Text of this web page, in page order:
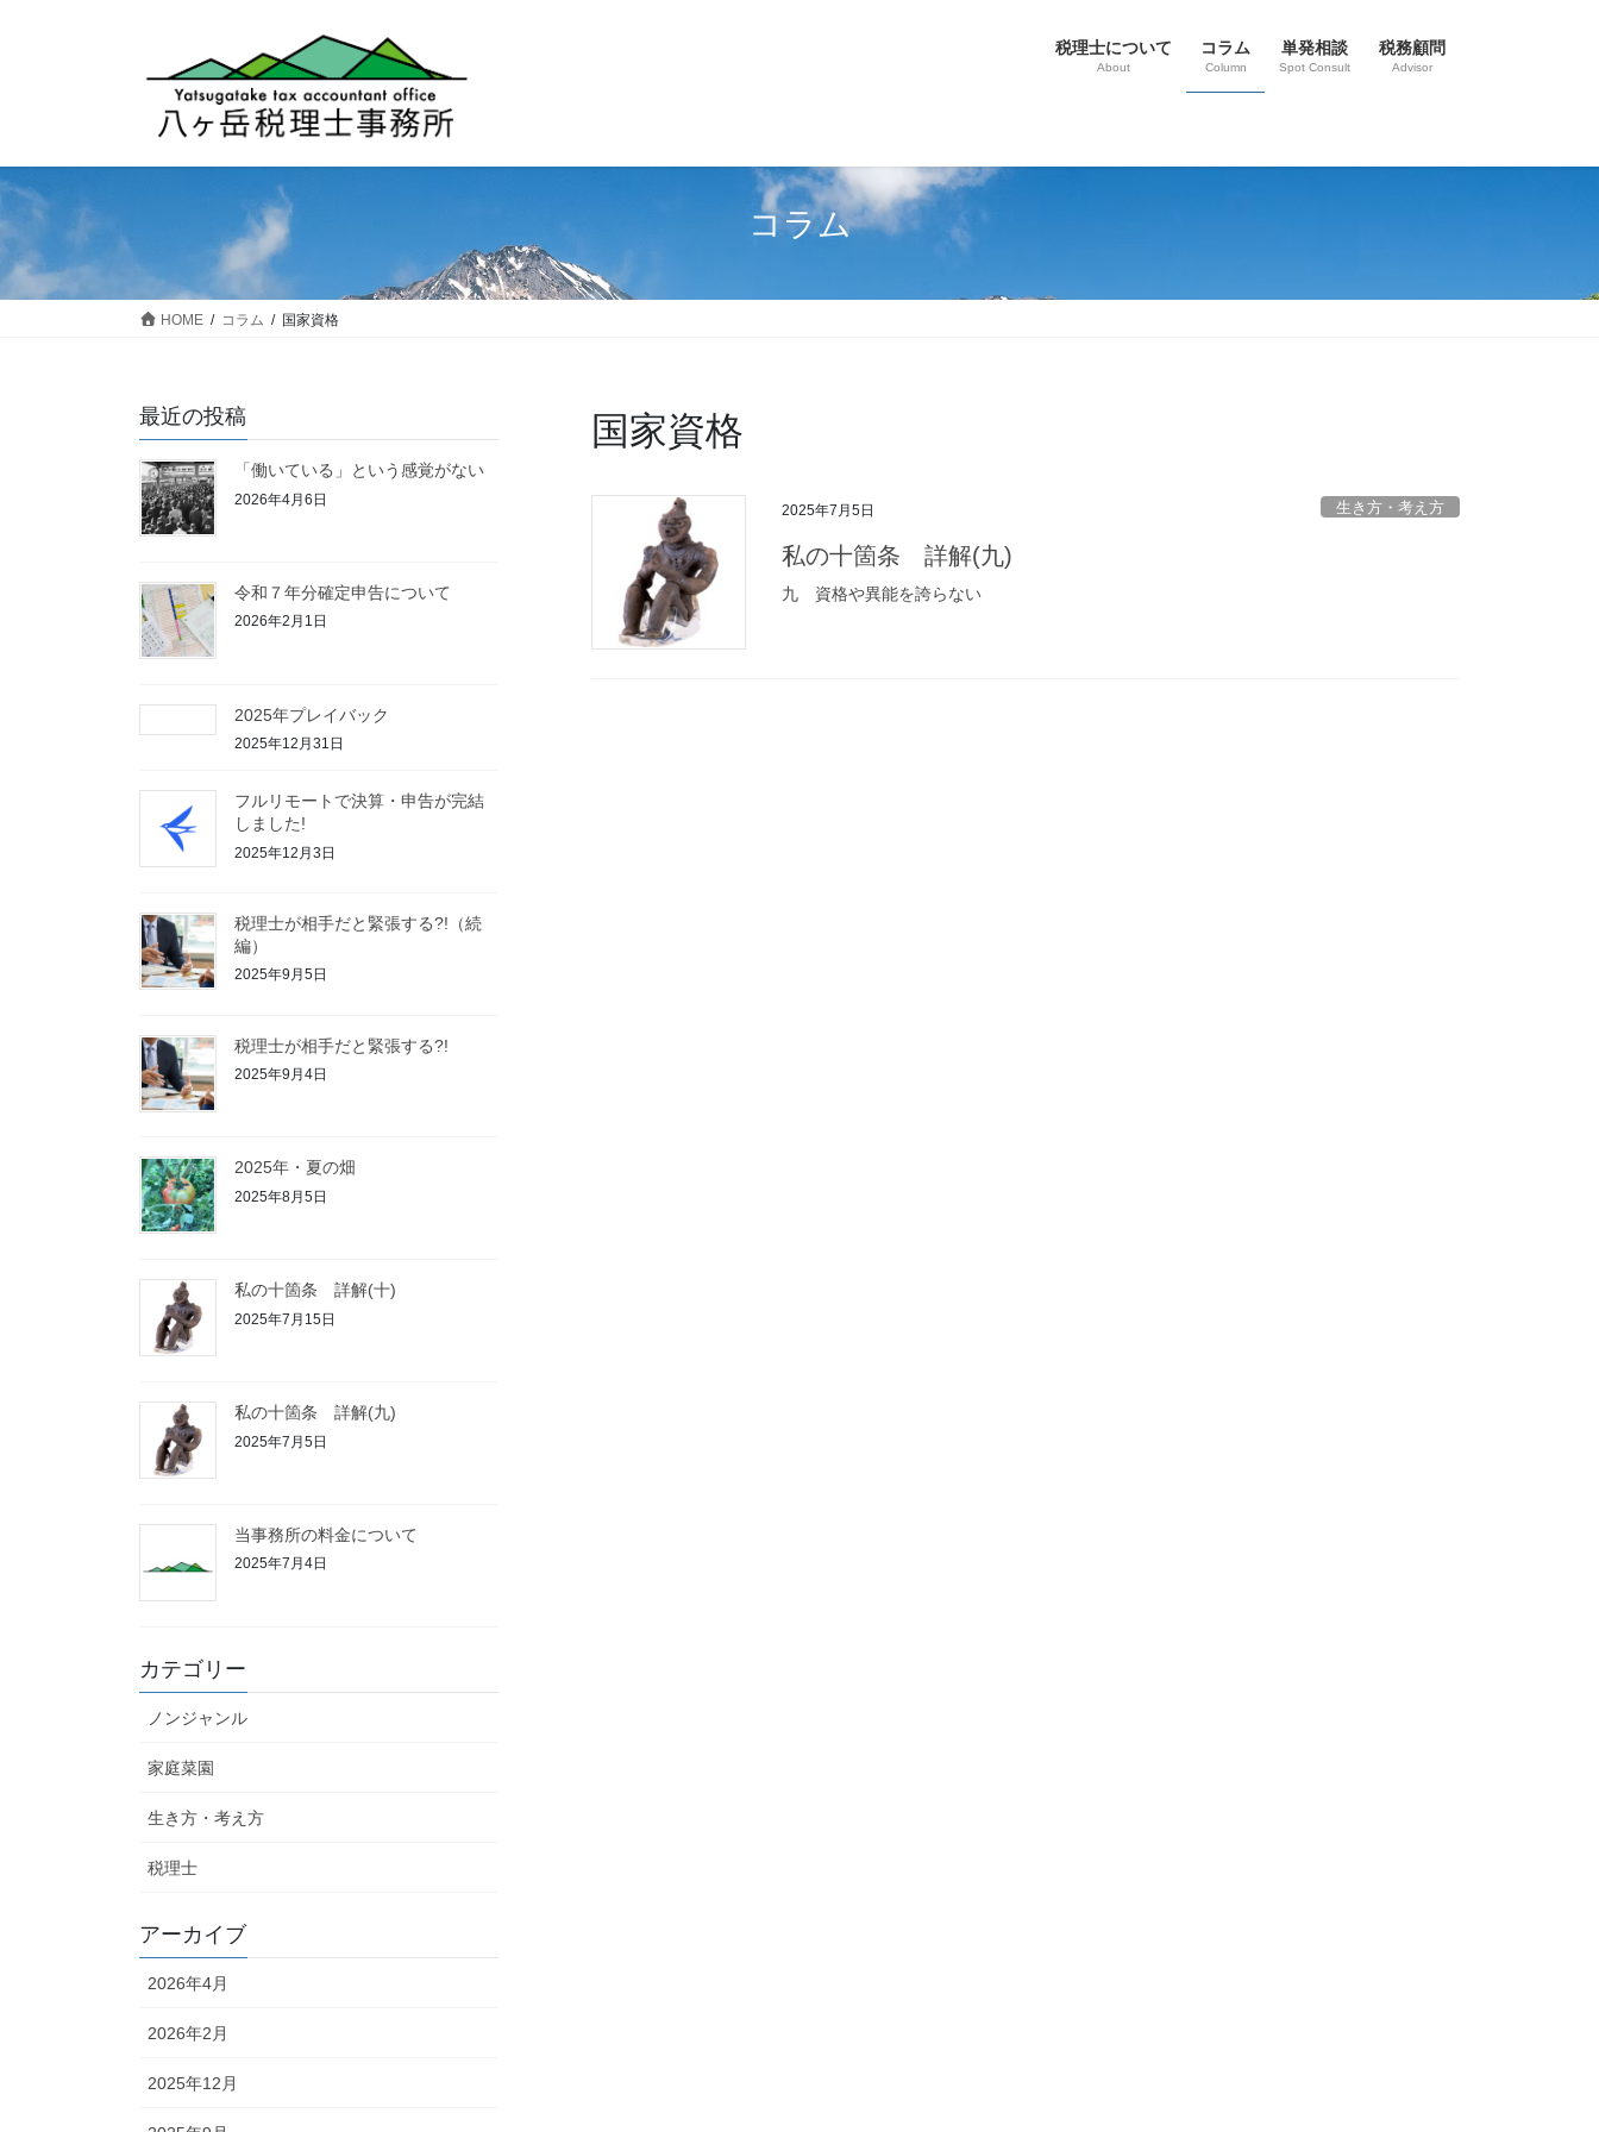
ス
ッ
プ
ン
移
動
税理士について
About
コラム
Column
単発相談
Spot Consult
税務顧問
Advisor
コラム
HOME コラム 国家資格
国家資格
2025年7月5日 生き方・考え方
私の十箇条 詳解(九)
九 資格や異能を誇らない
最近の投稿
「働いている」という感覚がない
2026年4月6日
令和７年分確定申告について
2026年2月1日
2025年プレイバック
2025年12月31日
フルリモートで決算・申告が完結
しました!
2025年12月3日
税理士が相手だと緊張する?!（続
編）
2025年9月5日
税理士が相手だと緊張する?!
2025年9月4日
2025年・夏の畑
2025年8月5日
私の十箇条 詳解(十)
2025年7月15日
私の十箇条 詳解(九)
2025年7月5日
当事務所の料金について
2025年7月4日
カテゴリー
ノンジャンル
家庭菜園
生き方・考え方
税理士
アーカイブ
2026年4月
2026年2月
2025年12月